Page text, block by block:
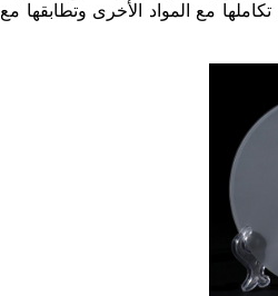
مع المواد الأخرى وتطابقها مع